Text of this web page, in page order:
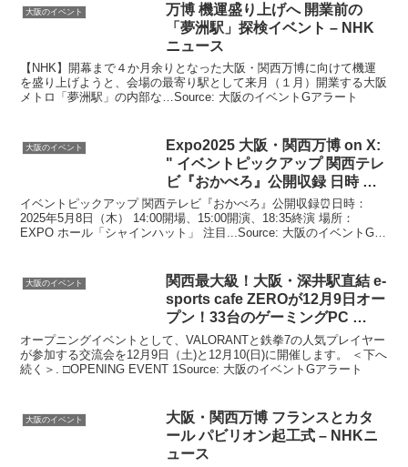
大阪のイベント
万博 機運盛り上げへ 開業前の
「夢洲駅」探検イベント – NHK
ニュース
【NHK】開幕まで４か月余りとなった大阪・関西万博に向けて機運
を盛り上げようと、会場の最寄り駅として来月（１月）開業する大阪
メトロ「夢洲駅」の内部な…Source: 大阪のイベントGアラート
大阪のイベント Expo2025 大阪 ・関西万博 on X:
" イベント ピックアップ 関西テレ
ビ『おかべろ』公開収録 日時 …
イベントピックアップ 関西テレビ『おかべろ』公開収録⏰日時：
2025年5月8日（木） 14:00開場、15:00開演、18:35終演 場所：
EXPO ホール「シャインハット」 注目...Source: 大阪のイベントGア
大阪のイベント 関西最大級！ 大阪 ・深井駅直結 e-
sports cafe ZEROが12月9日オー
プン！33台のゲーミングPC …
オープニングイベントとして、VALORANTと鉄拳7の人気プレイヤー
が参加する交流会を12月9日（土)と12月10(日)に開催します。 ＜下へ
続く＞. □OPENING EVENT 1Source: 大阪のイベントGアラート
大阪のイベント 大阪 ・関西万博 フランスとカタ
ール パビリオン起工式 – NHKニ
ュース